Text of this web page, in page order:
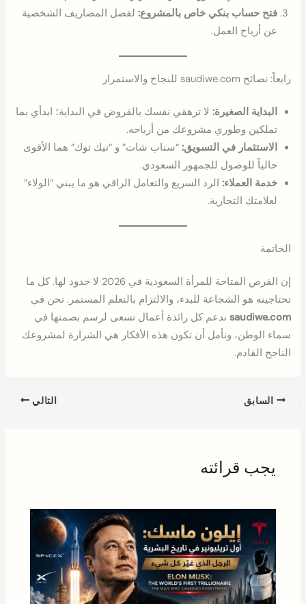
فتح حساب بنكي خاص بالمشروع: لفصل المصاريف الشخصية
عن أرباح العمل.
رابعاً: نصائح saudiwe.com للنجاح والاستمرار
البداية الصغيرة: لا ترهقي نفسك بالقروض في البداية؛ ابدأي بما
تملكين وطوري مشروعك من أرباحه.
الاستثمار في التسويق: “سناب شات” و “تيك توك” هما الأقوى
حالياً للوصول للجمهور السعودي.
خدمة العملاء: الرد السريع والتعامل الراقي هو ما يبني “الولاء”
لعلامتك التجارية.
الخاتمة
إن الفرص المتاحة للمرأة السعودية في 2026 لا حدود لها. كل ما
تحتاجينه هو الشجاعة للبدء، والالتزام بالتعلم المستمر. نحن في
saudiwe.com ندعم كل رائدة أعمال تسعى لرسم بصمتها في
سماء الوطن، ونأمل أن تكون هذه الأفكار هي الشرارة لمشروعك
الناجح القادم.
السابق التالي
يجب قرائته